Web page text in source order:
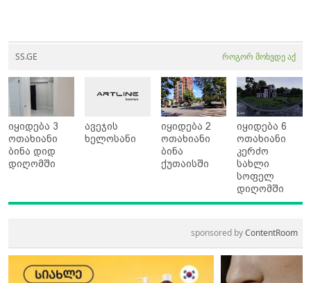
SS.GE როგორ მოხვდე აქ
იყიდება 3
ოთახიანი
ბინა დიდ
დიღომში
ავეჯის
ხელოსანი
იყიდება 2
ოთახიანი
ბინა
ქუთაისში
იყიდება 6
ოთახიანი
კერძო
სახლი
სოფელ
დიღომში
sponsored byContentRoom